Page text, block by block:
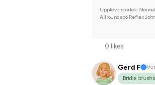
Upplevd storlek: Normal
Allroundspö Reflex
0 likes
Gerd F
Bridle